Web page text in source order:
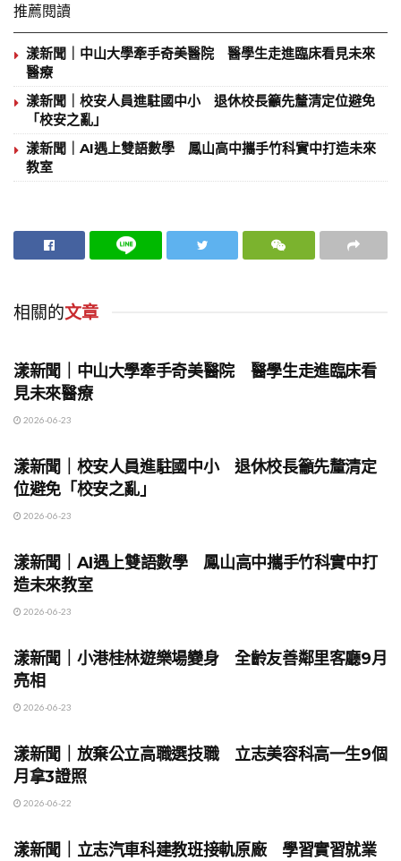
推薦閱讀
漾新聞｜中山大學牽手奇美醫院 醫學生走進臨床看見未來
醫療
漾新聞｜校安人員進駐國中小 退休校長籲先釐清定位避免
「校安之亂」
漾新聞｜AI遇上雙語數學 鳳山高中攜手竹科實中打造未來
教室
相關的文章
漾新聞｜中山大學牽手奇美醫院 醫學生走進臨床看
見未來醫療
2026-06-23
漾新聞｜校安人員進駐國中小 退休校長籲先釐清定
位避免「校安之亂」
2026-06-23
漾新聞｜AI遇上雙語數學 鳳山高中攜手竹科實中打
造未來教室
2026-06-23
漾新聞｜小港桂林遊樂場變身 全齡友善鄰里客廳9月
亮相
2026-06-23
漾新聞｜放棄公立高職選技職 立志美容科高一生9個
月拿3證照
2026-06-22
漾新聞｜立志汽車科建教班接軌原廠 學習實習就業